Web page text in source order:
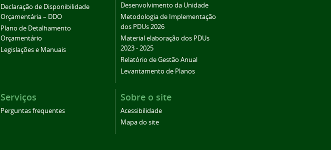
Declaração de Disponibilidade
Orçamentária – DDO
Plano de Detalhamento
Orçamentário
Legislações e Manuais
Desenvolvimento da Unidade
Metodologia de Implementação
dos PDUs 2026
Material elaboração dos PDUs
2023 - 2025
Relatório de Gestão Anual
Levantamento de Planos
Serviços
Perguntas frequentes
Sobre o site
Acessibilidade
Mapa do site